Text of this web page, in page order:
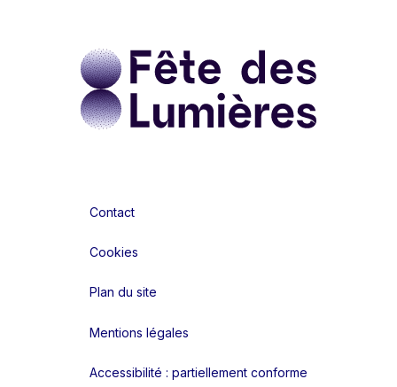
Contact
Cookies
Plan du site
Mentions légales
Accessibilité : partiellement conforme